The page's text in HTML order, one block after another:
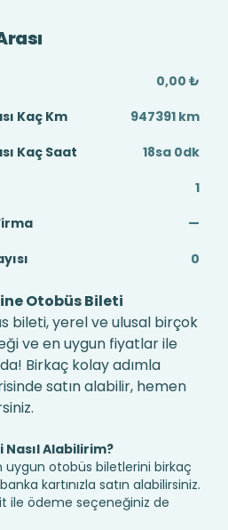
0,00 ₺
Kaç Km
947391 km
Kaç Saat
18sa 0dk
1
—
0
Otobüs Bileti
bileti, yerel ve ulusal birçok
ve en uygun fiyatlar ile
Birkaç kolay adımla
satın alabilir, hemen
Alabilirim?
uygun otobüs biletlerini birkaç
kartınızla satın alabilirsiniz.
ile ödeme seçeneğiniz de